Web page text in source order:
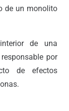
de un monolito
de una
por
de efectos